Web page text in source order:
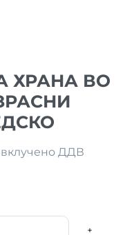
ХРАНА ВО
вклучено ДДВ
+